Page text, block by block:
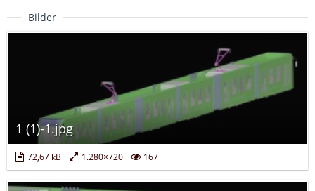
Bilder
1 (1)-1.jpg
72,67 kB 1.280×720 167